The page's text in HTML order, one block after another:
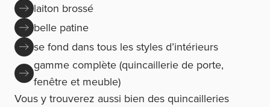
laiton brossé
belle patine
se fond dans tous les styles d’intérieurs
gamme complète (quincaillerie de porte,
fenêtre et meuble)
Vous y trouverez aussi bien des quincailleries